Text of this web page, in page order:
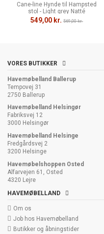
Cane-line Hynde til Hampsted
stol - Light grey Natté
549,00 kr. 569,00 kr.
VORES BUTIKKER
Havemøbelland Ballerup
Tempovej 31
2750 Ballerup
Havemøbelland Helsingør
Fabriksvej 12
3000 Helsingør
Havemøbelland Helsinge
Fredgårdsvej 2
3200 Helsinge
Havemøbelshoppen Osted
Alfarvejen 61, Osted
4320 Lejre
HAVEMØBELLAND
Om os
Job hos Havemøbelland
Butikker og åbningstider